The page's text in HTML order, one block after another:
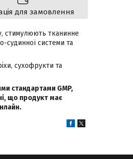
для замовлення
стимулюють тканинне
судинної системи та
сухофрукти та
стандартами GMP,
що продукт має